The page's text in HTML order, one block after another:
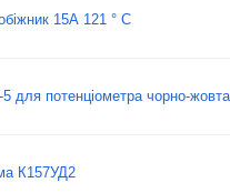
15А 121 ° C
5 для потенціометра чорно-жовта
К157УД2